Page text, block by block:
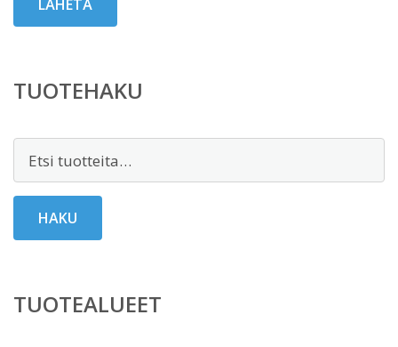
TUOTEHAKU
HAKU
TUOTEALUEET